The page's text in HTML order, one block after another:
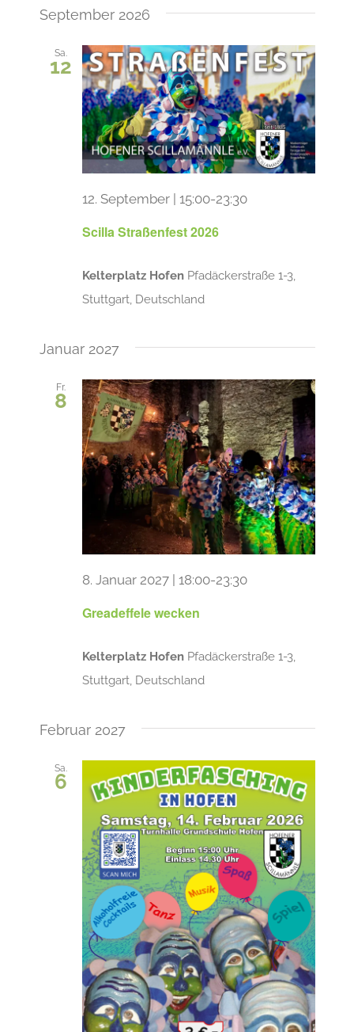
wählen.
September 2026
Sa.
12
Scilla Straßenfest 2026
12. September | 15:00-23:30
Kelterplatz Hofen Pfadäckerstraße 1-3,
Stuttgart, Deutschland
Januar 2027
Fr.
8
Greadeffele wecken
8. Januar 2027 | 18:00-23:30
Kelterplatz Hofen Pfadäckerstraße 1-3,
Stuttgart, Deutschland
Februar 2027
Sa.
6